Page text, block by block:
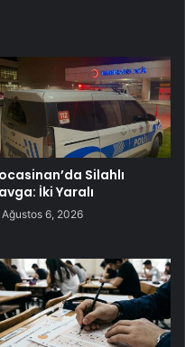
Silahlı
İki Yaralı
Ağustos 6, 2026